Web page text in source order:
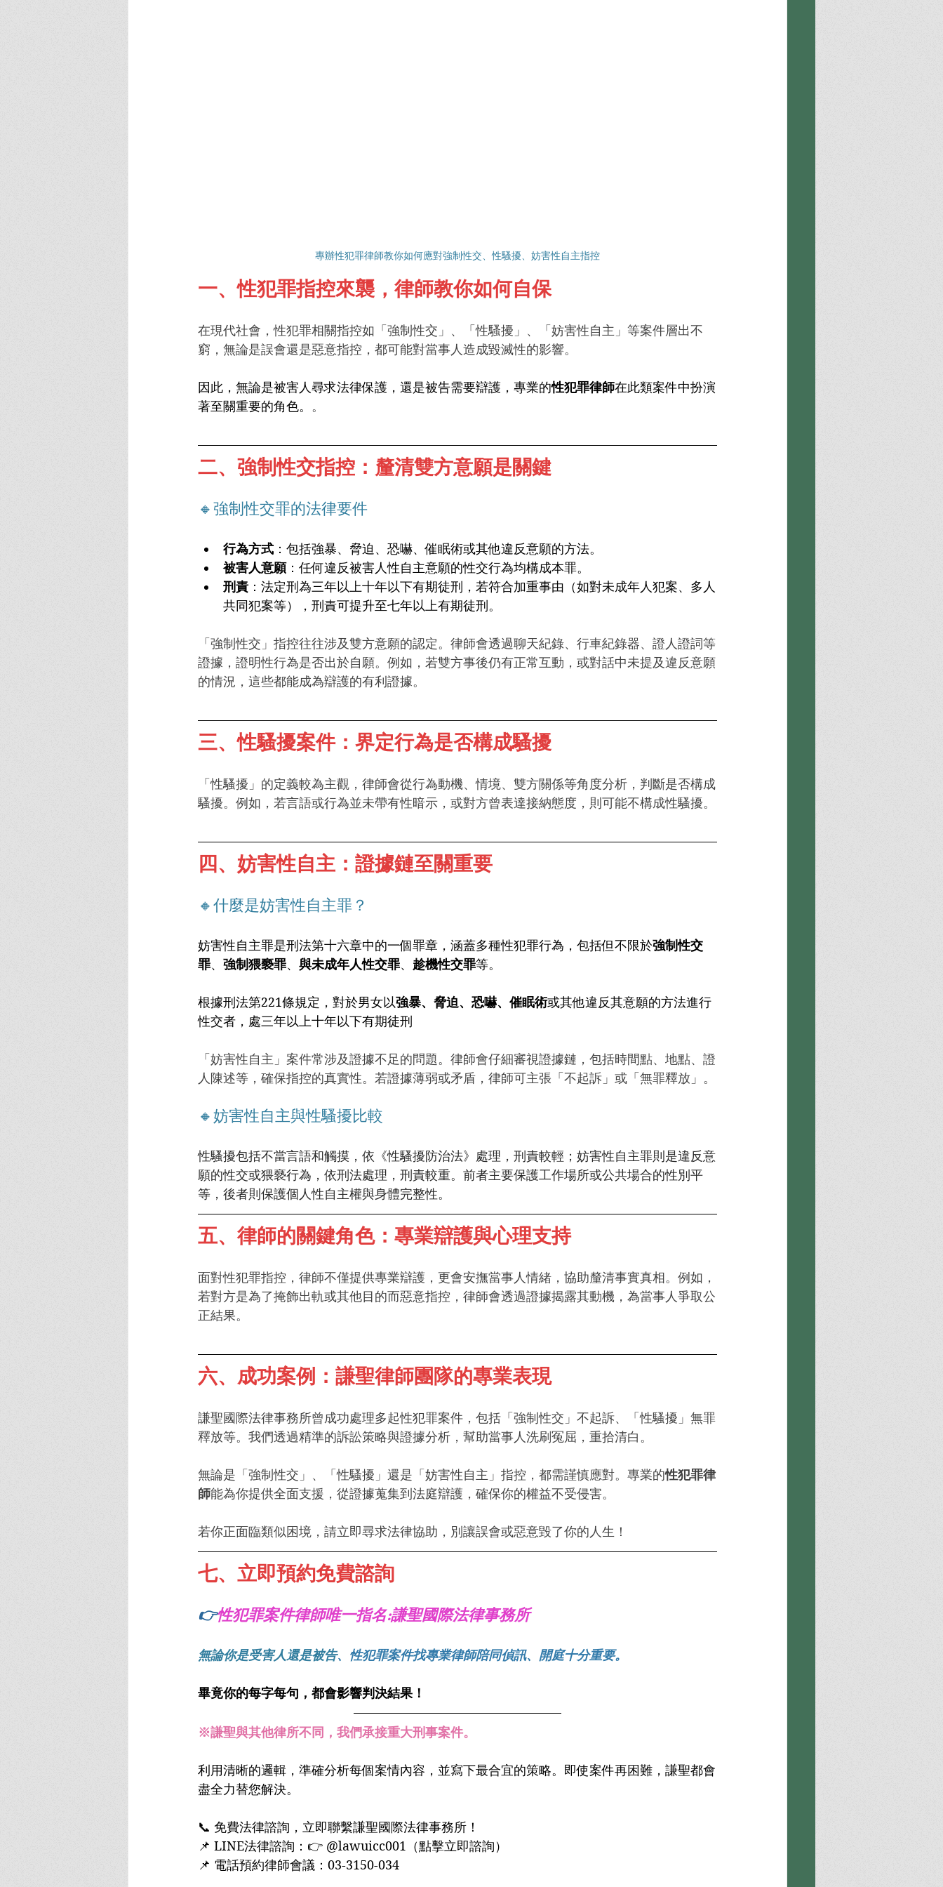
專辦性犯罪律師教你如何應對強制性交、性騷擾、妨害性自主指控
一、性犯罪指控來襲，律師教你如何自保
在現代社會，性犯罪相關指控如「強制性交」、「性騷擾」、「妨害性自主」等案件層出不
窮，無論是誤會還是惡意指控，都可能對當事人造成毀滅性的影響。
因此，無論是被害人尋求法律保護，還是被告需要辯護，專業的性犯罪律師在此類案件中扮演
著至關重要的角色。 。
二、強制性交指控：釐清雙方意願是關鍵
🔸強制性交罪的法律要件
行為方式 ：包括強暴、脅迫、恐嚇、催眠術或其他違反意願的方法。
被害人意願：任何違反被害人性自主意願的性交行為均構成本罪。
刑責 ：法定刑為三年以上十年以下有期徒刑，若符合加重事由（如對未成年人犯案、多人
共同犯案等），刑責可提升至七年以上有期徒刑。
「強制性交」指控往往涉及雙方意願的認定。律師會透過聊天紀錄、行車紀錄器、證人證詞等
證據，證明性行為是否出於自願。例如，若雙方事後仍有正常互動，或對話中未提及違反意願
的情況，這些都能成為辯護的有利證據。
三、性騷擾案件：界定行為是否構成騷擾
「性騷擾」的定義較為主觀，律師會從行為動機、情境、雙方關係等角度分析，判斷是否構成
騷擾。例如，若言語或行為並未帶有性暗示，或對方曾表達接納態度，則可能不構成性騷擾。
四、妨害性自主：證據鏈至關重要
🔸什麼是妨害性自主罪？
妨害性自主罪是刑法第十六章中的一個罪章，涵蓋多種性犯罪行為，包括但不限於強制性交
罪、 強制猥褻罪、 與未成年人性交罪、 趁機性交罪等。
根據刑法第221條規定，對於男女以強暴、脅迫、恐嚇、催眠術或其他違反其意願的方法進行
性交者，處三年以上十年以下有期徒刑
「妨害性自主」案件常涉及證據不足的問題。律師會仔細審視證據鏈，包括時間點、地點、證
人陳述等，確保指控的真實性。若證據薄弱或矛盾，律師可主張「不起訴」或「無罪釋放」。
🔸妨害性自主與性騷擾比較
性騷擾包括不當言語和觸摸，依《性騷擾防治法》處理，刑責較輕；妨害性自主罪則是違反意
願的性交或猥褻行為，依刑法處理，刑責較重。前者主要保護工作場所或公共場合的性別平
等，後者則保護個人性自主權與身體完整性。
五、律師的關鍵角色：專業辯護與心理支持
面對性犯罪指控，律師不僅提供專業辯護，更會安撫當事人情緒，協助釐清事實真相。例如，
若對方是為了掩飾出軌或其他目的而惡意指控，律師會透過證據揭露其動機，為當事人爭取公
正結果。
六、成功案例：謙聖律師團隊的專業表現
謙聖國際法律事務所曾成功處理多起性犯罪案件，包括「強制性交」不起訴、「性騷擾」無罪
釋放等。我們透過精準的訴訟策略與證據分析，幫助當事人洗刷冤屈，重拾清白。
無論是「強制性交」、「性騷擾」還是「妨害性自主」指控，都需謹慎應對。專業的性犯罪律
師能為你提供全面支援，從證據蒐集到法庭辯護，確保你的權益不受侵害。
若你正面臨類似困境，請立即尋求法律協助，別讓誤會或惡意毀了你的人生！
七、立即預約免費諮詢
👉性犯罪案件律師唯一指名:謙聖國際法律事務所
無論你是受害人還是被告、性犯罪案件找專業律師陪同偵訊、開庭十分重要。
畢竟你的每字每句，都會影響判決結果！
※謙聖與其他律所不同，我們承接重大刑事案件。
利用清晰的邏輯，準確分析每個案情內容，並寫下最合宜的策略。即使案件再困難，謙聖都會
盡全力替您解決。
📞 免費法律諮詢，立即聯繫謙聖國際法律事務所！
📌 LINE法律諮詢：👉 @lawuicc001（點擊立即諮詢）
📌 電話預約律師會議：03-3150-034